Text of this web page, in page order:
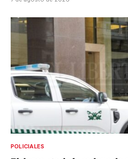
POLICIALES